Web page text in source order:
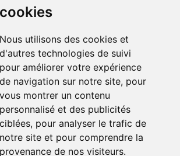
cookies
Nous utilisons des cookies et
d'autres technologies de suivi
pour améliorer votre expérience
de navigation sur notre site, pour
vous montrer un contenu
personnalisé et des publicités
ciblées, pour analyser le trafic de
notre site et pour comprendre la
provenance de nos visiteurs.
- Click & Collect
Relais